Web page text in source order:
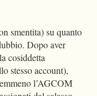
smentita) su quanto
Dopo aver
cosiddetta
stesso account),
l’AGCOM